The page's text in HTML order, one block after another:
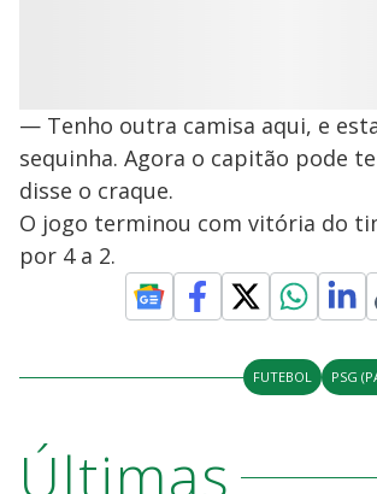
— Tenho outra camisa aqui, e
sequinha. Agora o capitão pode
disse o craque.
O jogo terminou com vitória do
por 4 a 2.
FUTEBOL PSG
Últimas